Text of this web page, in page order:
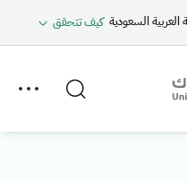
السعودية كيف تتحقق